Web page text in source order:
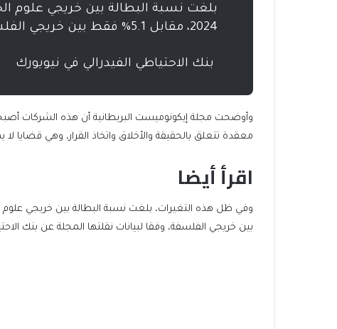
2024، مقابل 5.1% فقط بين خريجي الفلسفة
بواسطة
بنك الاحتياطي الفيدرالي في نيويورك
وأوضحت مجلة إيكونوميست البريطانية أن هذه الشركات
معقدة تتعلق بالحقيقة والأخلاق واتخاذ القرار، وهي قضايا لا
اقرأ أيضا
list
of
end
of
بين خريجي الفلسفة، وفقا لبيانات نقلتها المجلة عن بنك